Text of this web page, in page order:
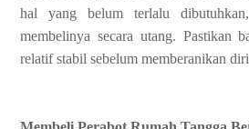
hal yang belum terlalu
membelinya secara utang. Pastikan
relatif stabil sebelum memberanikan